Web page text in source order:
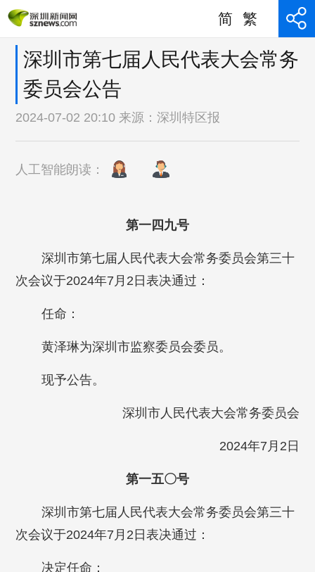
简 繁
深圳市第七届人民代表大会常务
委员会公告
2024-07-02 20:10 来源：深圳特区报
人工智能朗读：
第一四九号
深圳市第七届人民代表大会常务委员会第三十
次会议于2024年7月2日表决通过：
任命：
黄泽琳为深圳市监察委员会委员。
现予公告。
深圳市人民代表大会常务委员会
2024年7月2日
第一五〇号
深圳市第七届人民代表大会常务委员会第三十
次会议于2024年7月2日表决通过：
决定任命：